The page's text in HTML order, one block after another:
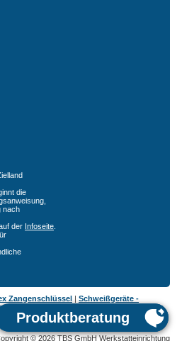
die
nach
der Infoseite
Zangenschlüssel | Schweißgeräte -
© 2026 TBS GmbH Werkstatteinrichtung